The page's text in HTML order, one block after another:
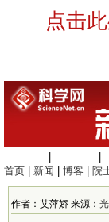
点击
首页
新闻 博客 院
作者：艾萍娇 来源：